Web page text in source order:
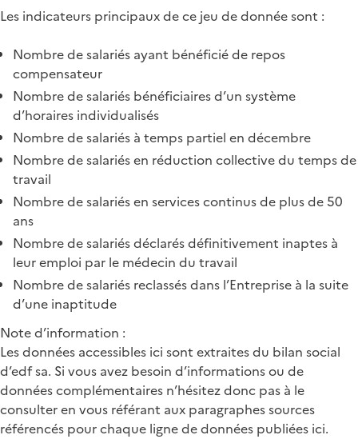
Les indicateurs principaux de ce jeu de donnée sont :
Nombre de salariés ayant bénéficié de repos
compensateur
Nombre de salariés bénéficiaires d’un système
d’horaires individualisés
Nombre de salariés à temps partiel en décembre
Nombre de salariés en réduction collective du temps de
travail
Nombre de salariés en services continus de plus de 50
ans
Nombre de salariés déclarés définitivement inaptes à
leur emploi par le médecin du travail
Nombre de salariés reclassés dans l’Entreprise à la suite
d’une inaptitude
Note d’information :
Les données accessibles ici sont extraites du bilan social
d’edf sa. Si vous avez besoin d’informations ou de
données complémentaires n’hésitez donc pas à le
consulter en vous référant aux paragraphes sources
référencés pour chaque ligne de données publiées ici.